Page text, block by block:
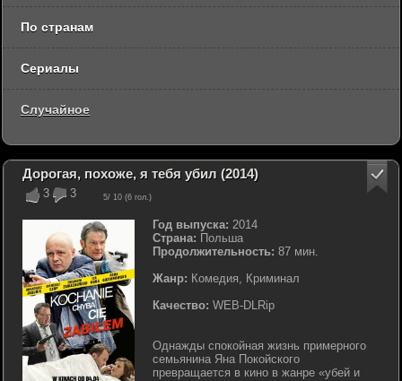
3 3 5/ 10 (6 гол.)
Дорогая, похоже, я тебя убил (2014)
Год выпуска: 2014
Страна: Польша
Продолжительность: 87 мин.
Жанр: Комедия, Криминал
Качество: WEB-DLRip
Однажды спокойная жизнь примерного
семьянина Яна Покойского
превращается в кино в жанре «убей и
По странам
Сериалы
Случайное